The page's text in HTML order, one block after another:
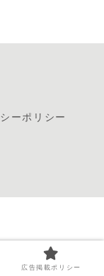
ーポリシー
広告掲載ポリシー